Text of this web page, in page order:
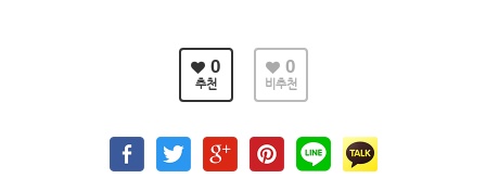
0
추천
0
비추천